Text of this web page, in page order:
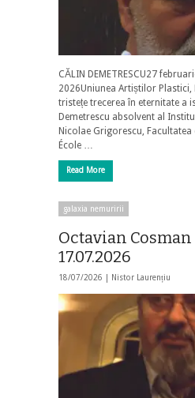
CĂLIN DEMETRESCU27
2026Uniunea Artiștilor Plastici,
tristețe trecerea în eternitate a
Demetrescu absolvent al
Nicolae Grigorescu,
École …
Read More
galaxia nemuririi
Octavian Cosman
17.07.2026
18/07/2026 | Nistor Laurențiu